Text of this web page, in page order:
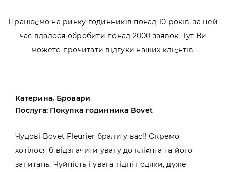
Працюємо на ринку годинників понад 10 років, за цей
час вдалося обробити понад 2000 заявок. Тут Ви
можете прочитати відгуки наших клієнтів.
Катерина, Бровари
Послуга: Покупка годинника Bovet
Чудові Bovet Fleurier брали у вас!! Окремо
хотілося б відзначити увагу до клієнта та його
запитань. Чуйність і увага гідні подяки, дуже